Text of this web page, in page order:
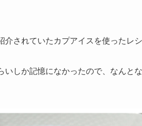
されていたカプアイスを使ったレシ
しか記憶になかったので、なんと